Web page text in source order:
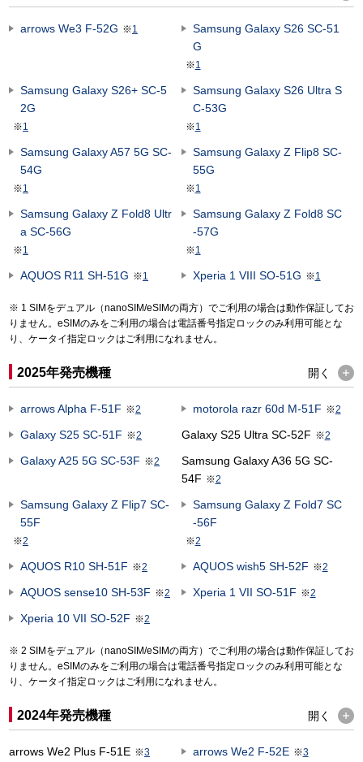
arrows We3 F-52G ※1
Samsung Galaxy S26 SC-51
G
※1
Samsung Galaxy S26+ SC-5
2G
※1
Samsung Galaxy S26 Ultra S
C-53G
※1
Samsung Galaxy A57 5G SC-
54G
※1
Samsung Galaxy Z Flip8 SC-
55G
※1
Samsung Galaxy Z Fold8 Ultr
a SC-56G
※1
Samsung Galaxy Z Fold8 SC
-57G
※1
AQUOS R11 SH-51G ※1 Xperia 1 VIII SO-51G ※1
1 SIMをデュアル（nanoSIM/eSIMの両方）でご利用の場合は動作保証してお
りません。eSIMのみをご利用の場合は電話番号指定ロックのみ利用可能とな
り、ケータイ指定ロックはご利用になれません。
2025年発売機種 開く
arrows Alpha F-51F ※2 motorola razr 60d M-51F ※2
Galaxy S25 SC-51F ※2 Galaxy S25 Ultra SC-52F ※2
Galaxy A25 5G SC-53F ※2
Samsung Galaxy A36 5G SC-
54F ※2
Samsung Galaxy Z Flip7 SC-
55F
※2
Samsung Galaxy Z Fold7 SC
-56F
※2
AQUOS R10 SH-51F ※2 AQUOS wish5 SH-52F ※2
AQUOS sense10 SH-53F ※2 Xperia 1 VII SO-51F ※2
Xperia 10 VII SO-52F ※2
2 SIMをデュアル（nanoSIM/eSIMの両方）でご利用の場合は動作保証してお
りません。eSIMのみをご利用の場合は電話番号指定ロックのみ利用可能とな
り、ケータイ指定ロックはご利用になれません。
2024年発売機種 開く
arrows We2 Plus F-51E ※3 arrows We2 F-52E ※3